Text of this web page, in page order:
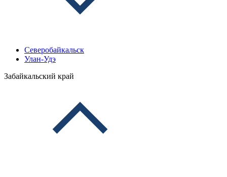
Северобайкальск
Улан-Удэ
Забайкальский край